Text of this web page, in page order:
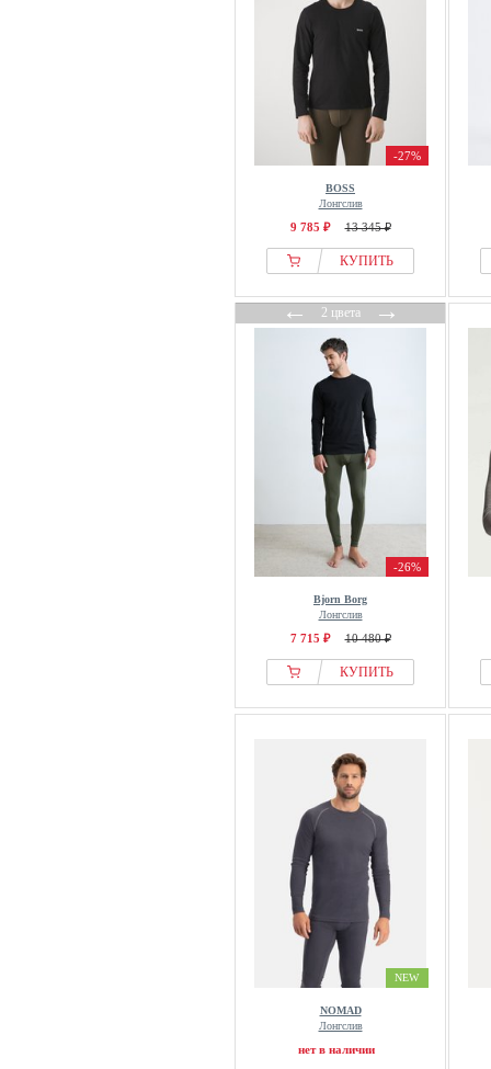
-27%
BOSS
Лонгслив
9 785 ₽ 13 345 ₽
КУПИТЬ
←2 цвета→
-26%
Bjorn Borg
Лонгслив
7 715 ₽ 10 480 ₽
КУПИТЬ
NEW
NOMAD
Лонгслив
нет в наличии